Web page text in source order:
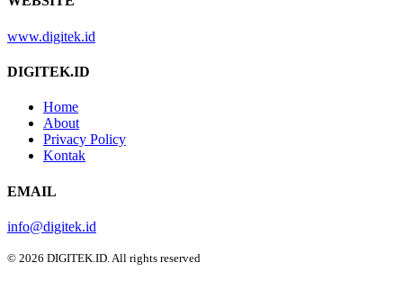
www.digitek.id
DIGITEK.ID
Home
About
Privacy Policy
Kontak
EMAIL
info@digitek.id
© 2026 DIGITEK.ID. All rights reserved